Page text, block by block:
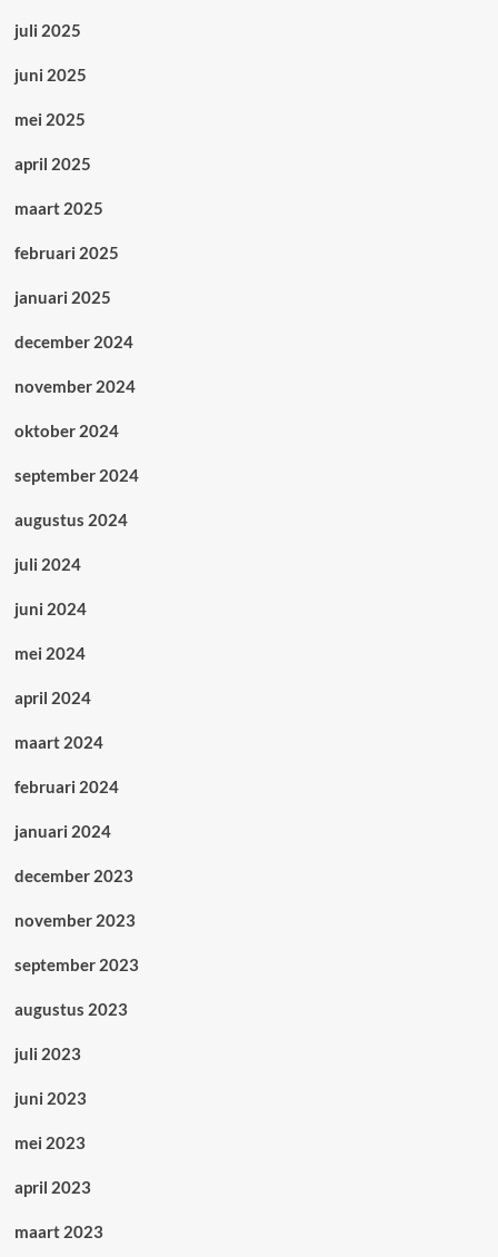
juli 2025
juni 2025
mei 2025
april 2025
maart 2025
februari 2025
januari 2025
december 2024
november 2024
oktober 2024
september 2024
augustus 2024
juli 2024
juni 2024
mei 2024
april 2024
maart 2024
februari 2024
januari 2024
december 2023
november 2023
september 2023
augustus 2023
juli 2023
juni 2023
mei 2023
april 2023
maart 2023